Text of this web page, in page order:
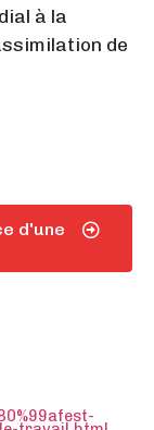
à la
de
d'une